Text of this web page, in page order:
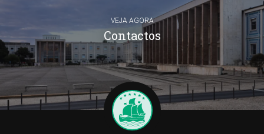
VEJA AGORA
Contactos